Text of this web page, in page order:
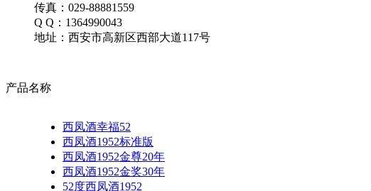
传真：029-88881559
Q Q：1364990043
地址：西安市高新区西部大道117号
产品名称
西凤酒幸福52
西凤酒1952标准版
西凤酒1952金尊20年
西凤酒1952金奖30年
52度西凤酒1952